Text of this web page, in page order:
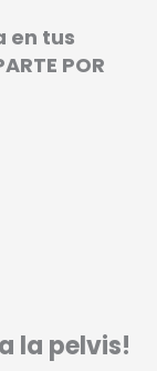
en tus
POR
la pelvis!